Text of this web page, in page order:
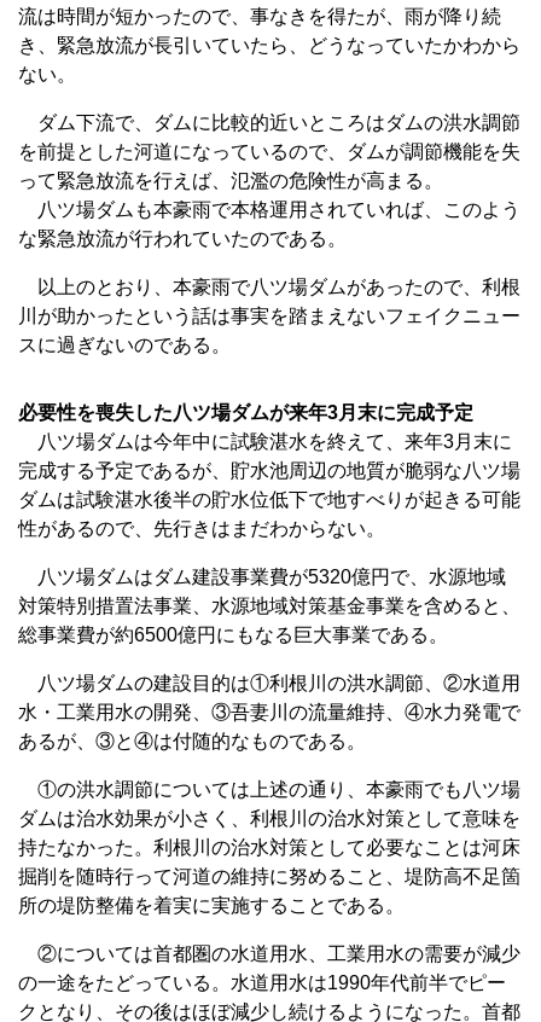
流は時間が短かったので、事なきを得たが、雨が降り続
き、緊急放流が長引いていたら、どうなっていたかわから
ない。
ダム下流で、ダムに比較的近いところはダムの洪水調節
を前提とした河道になっているので、ダムが調節機能を失
って緊急放流を行えば、氾濫の危険性が高まる。
八ツ場ダムも本豪雨で本格運用されていれば、このよう
な緊急放流が行われていたのである。
以上のとおり、本豪雨で八ツ場ダムがあったので、利根
川が助かったという話は事実を踏まえないフェイクニュー
スに過ぎないのである。
必要性を喪失した八ツ場ダムが来年3月末に完成予定
八ツ場ダムは今年中に試験湛水を終えて、来年3月末に
完成する予定であるが、貯水池周辺の地質が脆弱な八ツ場
ダムは試験湛水後半の貯水位低下で地すべりが起きる可能
性があるので、先行きはまだわからない。
八ツ場ダムはダム建設事業費が5320億円で、水源地域
対策特別措置法事業、水源地域対策基金事業を含めると、
総事業費が約6500億円にもなる巨大事業である。
八ツ場ダムの建設目的は①利根川の洪水調節、②水道用
水・工業用水の開発、③吾妻川の流量維持、④水力発電で
あるが、③と④は付随的なものである。
①の洪水調節については上述の通り、本豪雨でも八ツ場
ダムは治水効果が小さく、利根川の治水対策として意味を
持たなかった。利根川の治水対策として必要なことは河床
掘削を随時行って河道の維持に努めること、堤防高不足箇
所の堤防整備を着実に実施することである。
②については首都圏の水道用水、工業用水の需要が減少
の一途をたどっている。水道用水は1990年代前半でピー
クとなり、その後はほぼ減少し続けるようになった。首都